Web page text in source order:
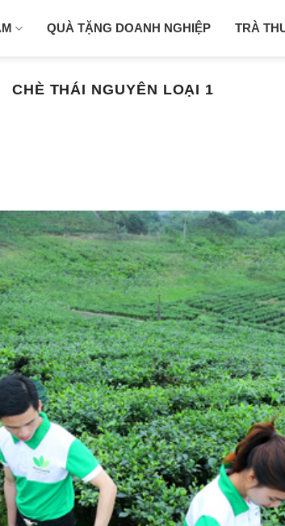
QUÀ TẶNG DOANH NGHIỆP TRÀ
CHÈ THÁI NGUYÊN LOẠI 1